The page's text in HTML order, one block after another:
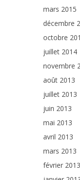
mars 2015
décembre
octobre
juillet 2014
novembre
août 2013
juillet 2013
juin 2013
mai 2013
avril 2013
mars 2013
février 2013